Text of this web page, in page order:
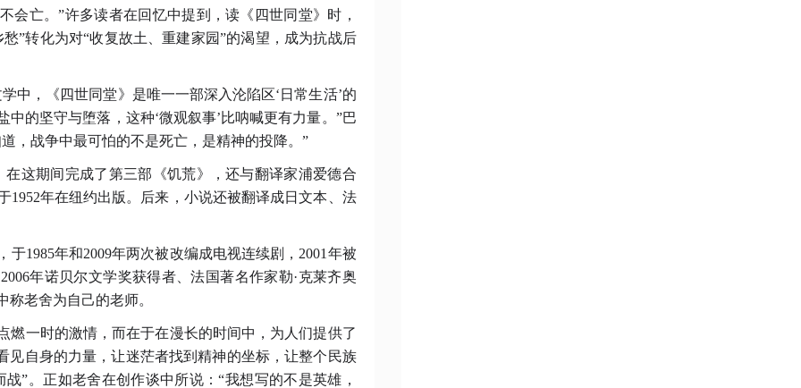
会亡。”许多读者在回忆中提到，读《四世同堂》时，
”转化为对“收复故土、重建家园”的渴望，成为抗战后
中，《四世同堂》是唯一一部深入沦陷区‘日常生活’的
的坚守与堕落，这种‘微观叙事’比呐喊更有力量。”巴
，战争中最可怕的不是死亡，是精神的投降。”
在这期间完成了第三部《饥荒》，还与翻译家浦爱德合
1952年在纽约出版。后来，小说还被翻译成日文本、法
于1985年和2009年两次被改编成电视连续剧，2001年被
年诺贝尔文学奖获得者、法国著名作家勒·克莱齐奥
老舍为自己的老师。
燃一时的激情，而在于在漫长的时间中，为人们提供了
自身的力量，让迷茫者找到精神的坐标，让整个民族
”。正如老舍在创作谈中所说：“我想写的不是英雄，